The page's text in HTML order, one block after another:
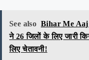
See also Bihar Me
ने 26 जिलों के लिए जारी
लिए चेतावनी!